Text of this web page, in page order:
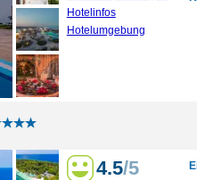
Hotelinfos
Hotelumgebung
4.5/5